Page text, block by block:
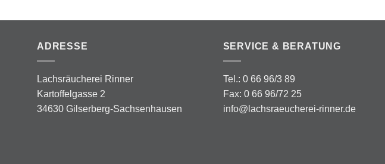
ADRESSE
Lachsräucherei Rinner
Kartoffelgasse 2
34630 Gilserberg-Sachsenhausen
SERVICE & BERATUNG
Tel.: 0 66 96/3 89
Fax: 0 66 96/72 25
info@lachsraeucherei-rinner.de